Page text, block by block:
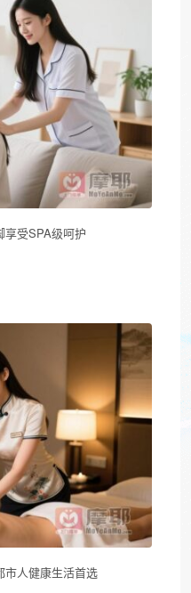
享受SPA级呵护
市人健康生活首选